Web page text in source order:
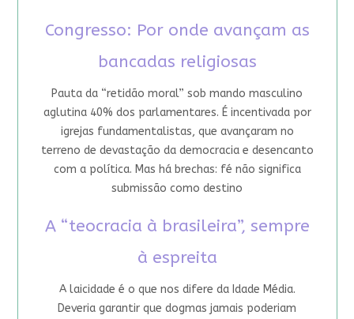
Congresso: Por onde avançam as
bancadas religiosas
Pauta da “retidão moral” sob mando masculino
aglutina 40% dos parlamentares. É incentivada por
igrejas fundamentalistas, que avançaram no
terreno de devastação da democracia e desencanto
com a política. Mas há brechas: fé não significa
submissão como destino
A “teocracia à brasileira”, sempre
à espreita
A laicidade é o que nos difere da Idade Média.
Deveria garantir que dogmas jamais poderiam